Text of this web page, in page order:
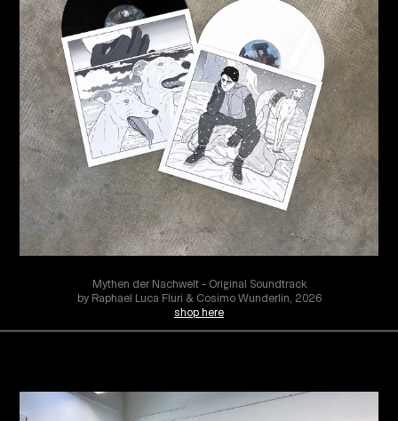
Mythen der Nachwelt – Original Soundtrack
by Raphael Luca Fluri & Cosimo Wunderlin, 2026
shop here